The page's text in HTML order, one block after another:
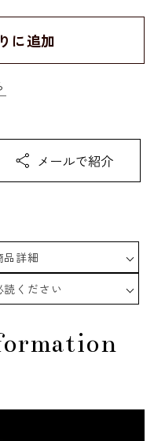
に追加
品詳細
読ください